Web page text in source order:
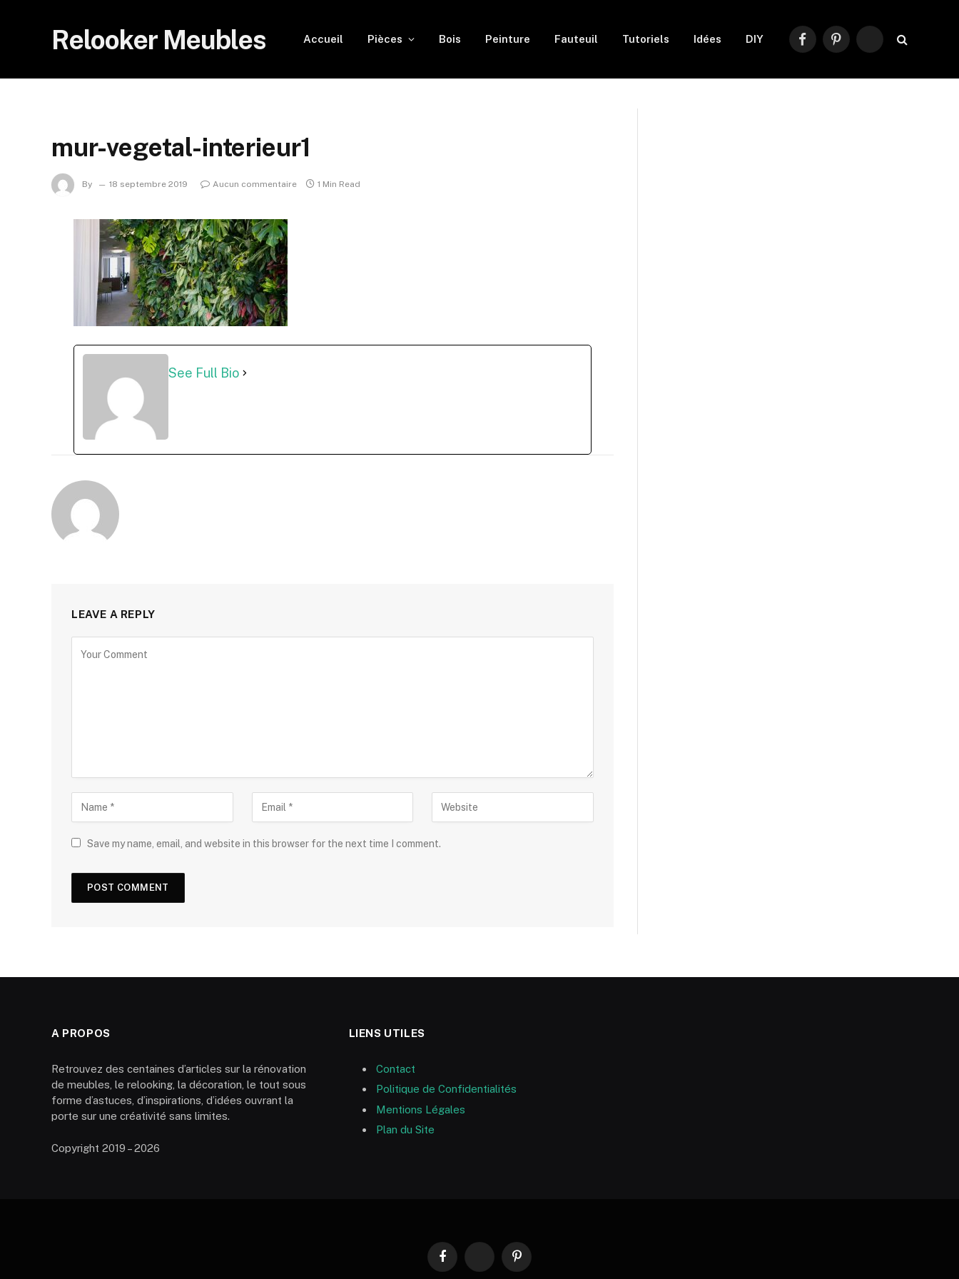
Relooker Meubles Accueil Pièces Bois Peinture Fauteuil Tutoriels Idées DIY
FacebookPinterestRSS
mur-vegetal-interieur1
By 18 septembre 2019 Aucun commentaire 1 Min Read
See Full Bio
LEAVE A REPLY
Save my name, email, and website in this browser for the next time I comment.
A PROPOS
Retrouvez des centaines d’articles sur la rénovation
de meubles, le relooking, la décoration, le tout sous
forme d’astuces, d’inspirations, d’idées ouvrant la
porte sur une créativité sans limites.
Copyright 2019 – 2026
LIENS UTILES
Contact
Politique de Confidentialités
Mentions Légales
Plan du Site
Facebook RSS Pinterest